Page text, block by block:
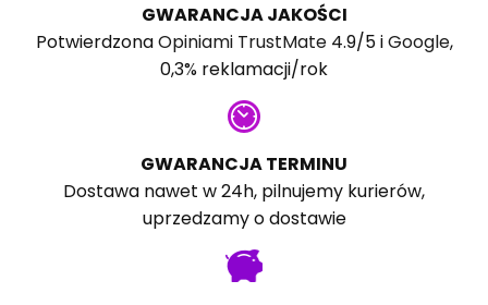
GWARANCJA JAKOŚCI
PotwierdzonaOpiniami TrustMate4.9/5 iGoogle,
0,3% reklamacji/rok
GWARANCJA TERMINU
Dostawa nawet w 24h, pilnujemy kurierów,
uprzedzamy o dostawie